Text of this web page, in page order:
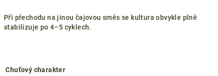
Při přechodu na jinou čajovou směs se kultura obvykle plně
stabilizuje po 4–5 cyklech.
Chuťový charakter